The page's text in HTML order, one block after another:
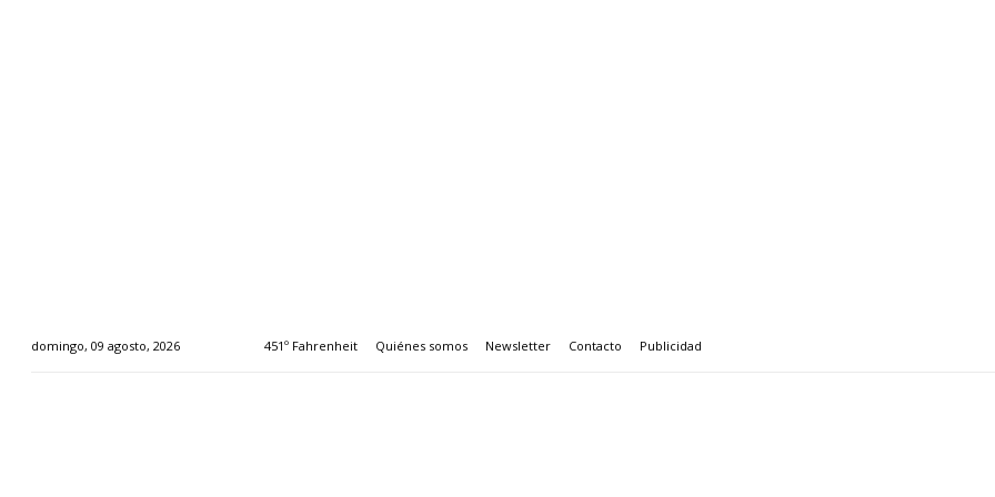
domingo, 09 agosto, 2026 451º Fahrenheit Quiénes somos Newsletter Contacto Publicidad